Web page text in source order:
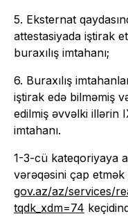
5. Eksternat
attestasiyada iştirak
buraxılış imtahanı;
6. Buraxılış
iştirak edə bilməmiş
edilmiş əvvəlki illərin
imtahanı.
1-3-cü kateqoriyaya
vərəqəsini çap etmək
gov.az/az/services/
tqdk_xdm=74